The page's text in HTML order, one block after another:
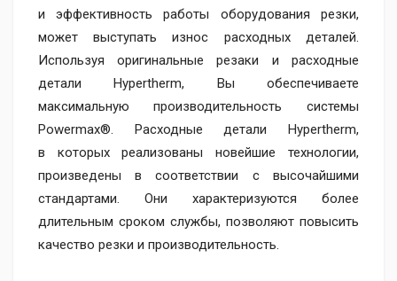
и эффективность работы оборудования резки,
может выступать износ расходных деталей.
Используя оригинальные резаки и расходные
детали Hypertherm, Вы обеспечиваете
максимальную производительность системы
Powermax®. Расходные детали Hypertherm,
в которых реализованы новейшие технологии,
произведены в соответствии с высочайшими
стандартами. Они характеризуются более
длительным сроком службы, позволяют повысить
качество резки и производительность.